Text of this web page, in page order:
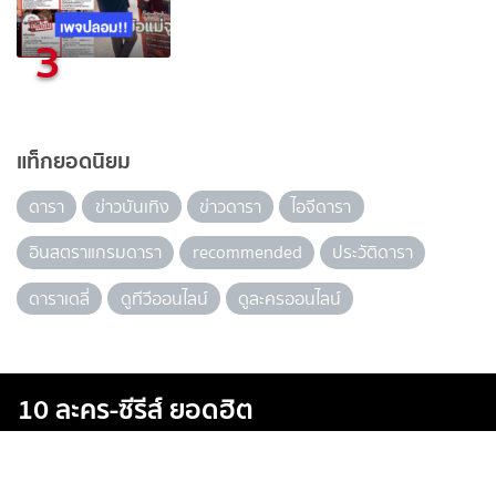
3
แท็กยอดนิยม
ดารา ข่าวบันเทิง ข่าวดารา
ไอจีดารา
อินสตราแกรมดารา
recommended
ประวัติดารา
ดาราเดลี่
ดูทีวีออนไลน์ ดูละครออนไลน์
10 ละคร-ซีรีส์ ยอดฮิต